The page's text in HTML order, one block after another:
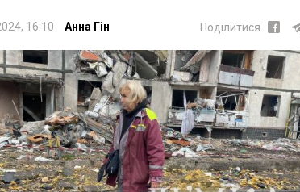
16:10 Анна Гін Поділитися